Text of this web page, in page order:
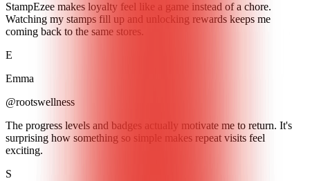
StampEzee makes loyalty feel like a game instead of a chore.
Watching my stamps fill up and unlocking rewards keeps me
coming back to the same stores.
E
Emma
@rootswellness
The progress levels and badges actually motivate me to return. It's
surprising how something so simple makes repeat visits feel
exciting.
S